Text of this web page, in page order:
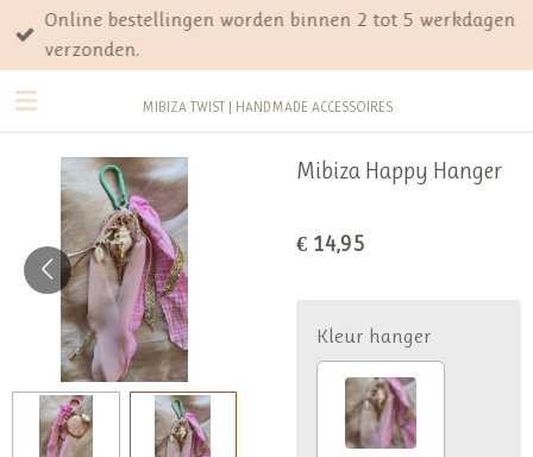
Ga
direct
naar
de
MIBIZA TWIST | HANDMADE ACCESSOIRES
Online bestellingen worden binnen 2 tot 5 werkdagen
verzonden.
Mibiza Happy Hanger
€ 14,95
Kleur hanger